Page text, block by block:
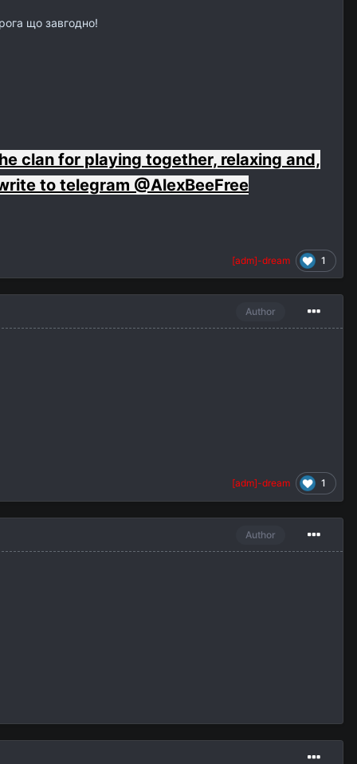
що завгодно!
clan for playing together, relaxing and,
to telegram @AlexBeeFree
[adm]-dream 1
Author
[adm]-dream 1
Author